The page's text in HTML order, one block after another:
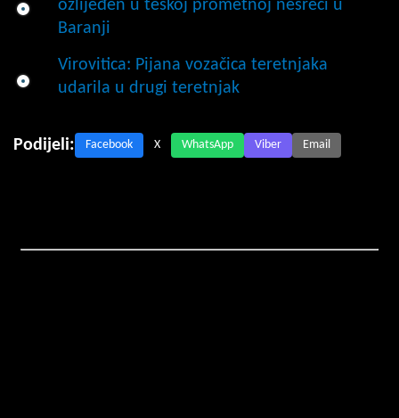
ozlijeđen u teškoj prometnoj nesreći u
Baranji
Virovitica: Pijana vozačica teretnjaka
udarila u drugi teretnjak
Podijeli: Facebook X WhatsApp Viber Email